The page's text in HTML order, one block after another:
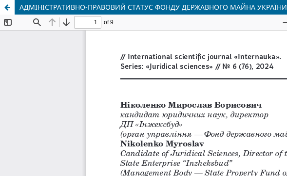
АДМІНІСТРАТИВНО-ПРАВОВИЙ СТАТУС ФОНДУ ДЕРЖАВНОГО МАЙНА УКРАЇНИ